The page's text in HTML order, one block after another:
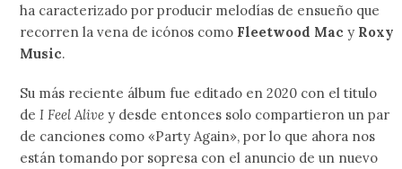
ha caracterizado por producir melodías de ensueño que
recorren la vena de icónos como Fleetwood Mac y Roxy
Music.
Su más reciente álbum fue editado en 2020 con el titulo
de I Feel Alive y desde entonces solo compartieron un par
de canciones como «Party Again», por lo que ahora nos
están tomando por sopresa con el anuncio de un nuevo